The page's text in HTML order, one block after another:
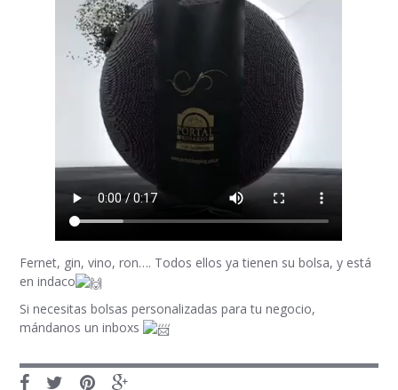
Fernet, gin, vino, ron…. Todos ellos ya tienen su bolsa, y está
en indaco
Si necesitas bolsas personalizadas para tu negocio,
mándanos un inboxs